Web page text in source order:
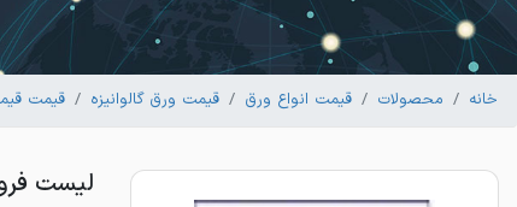
خانه محصولات قیمت انواع ورق قیمت ورق گالوانیزه قیمت
لیست